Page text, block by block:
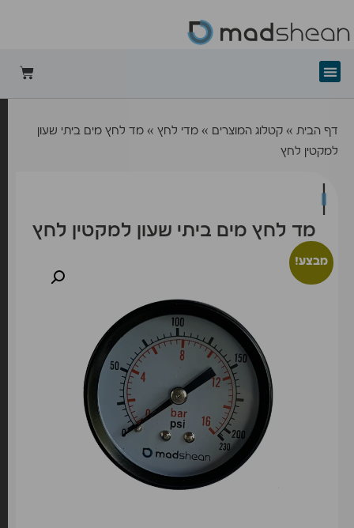
דף הבית » קטלוג המוצרים » מדי לחץ » מד לחץ מים ביתי שעון
למקטין לחץ
מד לחץ מים ביתי שעון למקטין לחץ
מבצע!